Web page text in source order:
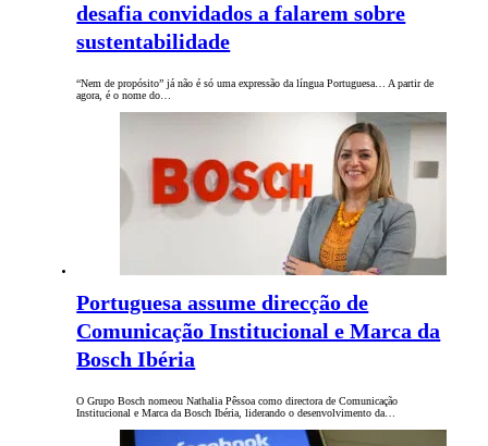
desafia convidados a falarem sobre
sustentabilidade
“Nem de propósito” já não é só uma expressão da língua Portuguesa… A partir de
agora, é o nome do…
Portuguesa assume direcção de
Comunicação Institucional e Marca da
Bosch Ibéria
O Grupo Bosch nomeou Nathalia Pêssoa como directora de Comunicação
Institucional e Marca da Bosch Ibéria, liderando o desenvolvimento da…